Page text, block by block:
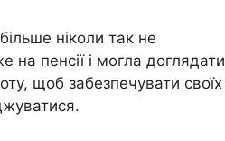
ніколи так не
пенсії і могла доглядати
щоб забезпечувати своїх